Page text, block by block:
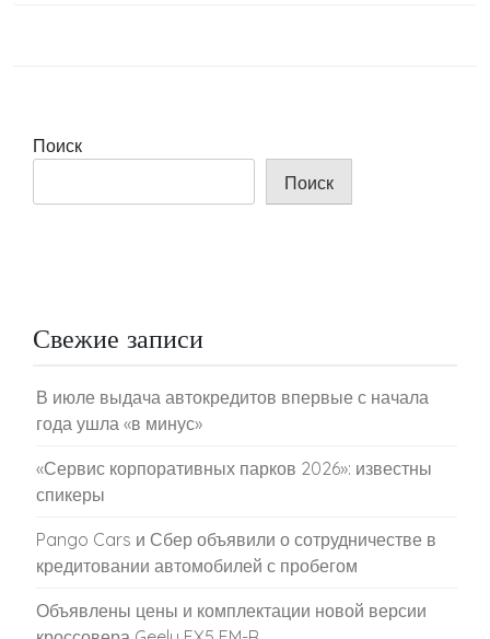
Поиск
Поиск
Свежие записи
В июле выдача автокредитов впервые с начала
года ушла «в минус»
«Сервис корпоративных парков 2026»: известны
спикеры
Pango Cars и Сбер объявили о сотрудничестве в
кредитовании автомобилей с пробегом
Объявлены цены и комплектации новой версии